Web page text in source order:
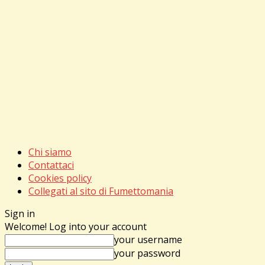
Chi siamo
Contattaci
Cookies policy
Collegati al sito di Fumettomania
Sign in
Welcome! Log into your account
your username
your password